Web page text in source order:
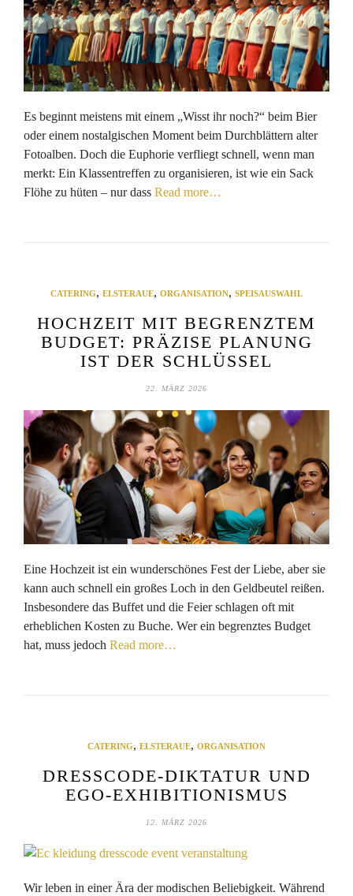
Es beginnt meistens mit einem „Wisst ihr noch?“ beim Bier
oder einem nostalgischen Moment beim Durchblättern alter
Fotoalben. Doch die Euphorie verfliegt schnell, wenn man
merkt: Ein Klassentreffen zu organisieren, ist wie ein Sack
Flöhe zu hüten – nur dass Read more…
CATERING, ELSTERAUE, ORGANISATION, SPEISAUSWAHL
HOCHZEIT MIT BEGRENZTEM
BUDGET: PRÄZISE PLANUNG
IST DER SCHLÜSSEL
22. MÄRZ 2026
Eine Hochzeit ist ein wunderschönes Fest der Liebe, aber sie
kann auch schnell ein großes Loch in den Geldbeutel reißen.
Insbesondere das Buffet und die Feier schlagen oft mit
erheblichen Kosten zu Buche. Wer ein begrenztes Budget
hat, muss jedoch Read more…
CATERING, ELSTERAUE, ORGANISATION
DRESSCODE-DIKTATUR UND
EGO-EXHIBITIONISMUS
12. MÄRZ 2026
Wir leben in einer Ära der modischen Beliebigkeit. Während